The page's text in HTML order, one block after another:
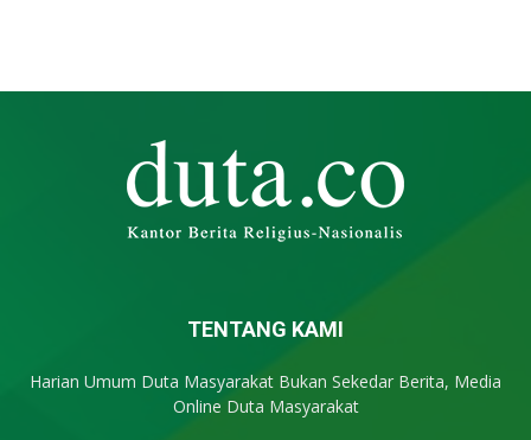
TENTANG KAMI
Harian Umum Duta Masyarakat Bukan Sekedar Berita, Media
Online Duta Masyarakat